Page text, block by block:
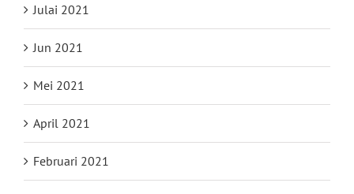
Julai 2021
Jun 2021
Mei 2021
April 2021
Februari 2021